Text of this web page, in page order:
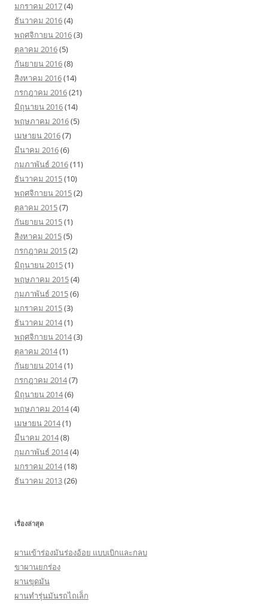
มกราคม 2017(4)
ธันวาคม 2016(4)
พฤศจิกายน 2016(3)
ตุลาคม 2016(5)
กันยายน 2016(8)
สิงหาคม 2016(14)
กรกฎาคม 2016(21)
มิถุนายน 2016(14)
พฤษภาคม 2016(5)
เมษายน 2016(7)
มีนาคม 2016(6)
กุมภาพันธ์ 2016(11)
ธันวาคม 2015(10)
พฤศจิกายน 2015(2)
ตุลาคม 2015(7)
กันยายน 2015(1)
สิงหาคม 2015(5)
กรกฎาคม 2015(2)
มิถุนายน 2015(1)
พฤษภาคม 2015(4)
กุมภาพันธ์ 2015(6)
มกราคม 2015(3)
ธันวาคม 2014(1)
พฤศจิกายน 2014(3)
ตุลาคม 2014(1)
กันยายน 2014(1)
กรกฎาคม 2014(7)
มิถุนายน 2014(6)
พฤษภาคม 2014(4)
เมษายน 2014(1)
มีนาคม 2014(8)
กุมภาพันธ์ 2014(4)
มกราคม 2014(18)
ธันวาคม 2013(26)
เรื่องล่าสุด
ผานเข้าร่องมันร่องอ้อย แบบเบิกและกลบ
ขาผานยกร่อง
ผานขุดมัน
ผานทำรุ่นมันรถไถเล็ก